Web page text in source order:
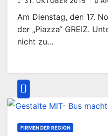
Am Dienstag, den 17.
der „Piazza“ GREIZ.
nicht zu…
FIRMEN DER REGION